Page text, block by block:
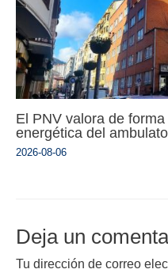
El PNV valora de
energética del
2026-08-06
Deja un
Tu dirección de correo